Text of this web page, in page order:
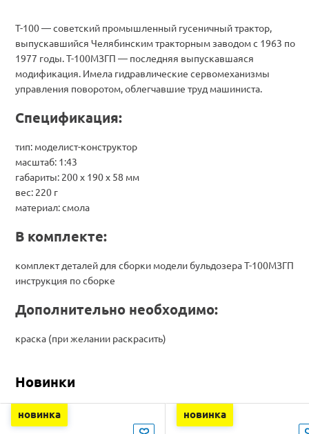
Т-100 — советский промышленный гусеничный трактор,
выпускавшийся Челябинским тракторным заводом с 1963 по
1977 годы. Т-100МЗГП — последняя выпускавшаяся
модификация. Имела гидравлические сервомеханизмы
управления поворотом, облегчавшие труд машиниста.
Спецификация:
тип: моделист-конструктор
масштаб: 1:43
габариты: 200 x 190 x 58 мм
вес: 220 г
материал: смола
В комплекте:
комплект деталей для сборки модели бульдозера Т-100МЗГП
инструкция по сборке
Дополнительно необходимо:
краска (при желании раскрасить)
Новинки
новинка новинка